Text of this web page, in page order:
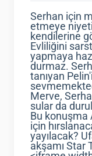
Serhan için
etmeye niyeti
kendilerine
Evliliğini
yapmaya
durmaz.
tanıyan
Merve,
sular da
Bu konuşma
için
yayılacak?
akşamı Star